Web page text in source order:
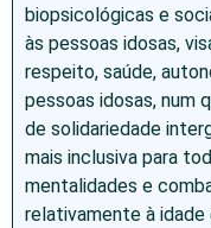
biopsicológicas e
às pessoas idosas,
respeito, saúde,
pessoas idosas, num
de solidariedade
mais inclusiva para
mentalidades e
relativamente à